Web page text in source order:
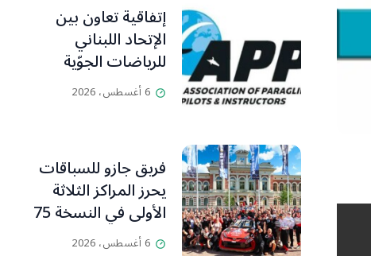
إتفاقية تعاون بين
الإتحاد اللبناني
للرياضات الجوّية
وجمعية طيّاري
ومدرّبي الطيران
6 أغسطس، 2026
فريق جازو للسباقات
يحرز المراكز الثلاثة
الأولى في النسخة 75
من رالي فنلندا
6 أغسطس، 2026